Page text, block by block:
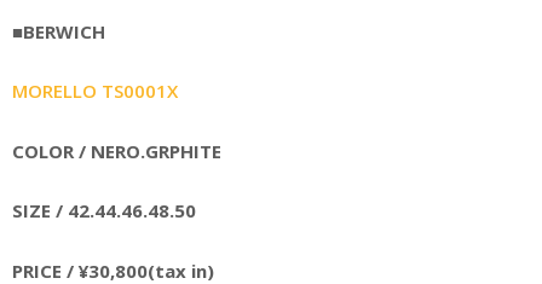
■BERWICH
MORELLO TS0001X
COLOR / NERO.GRPHITE
SIZE / 42.44.46.48.50
PRICE / ¥30,800(tax in)